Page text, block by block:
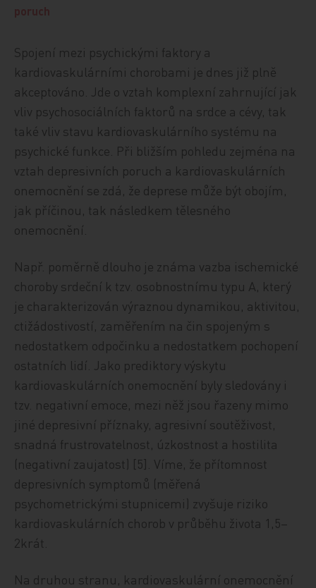
poruch
Spojení mezi psychickými faktory a
kardiovaskulárními chorobami je dnes již plně
akceptováno. Jde o vztah komplexní zahrnující jak
vliv psychosociálních faktorů na srdce a cévy, tak
také vliv stavu kardiovaskulárního systému na
psychické funkce. Při bližším pohledu zejména na
vztah depresivních poruch a kardiovaskulárních
onemocnění se zdá, že deprese může být obojím,
jak příčinou, tak následkem tělesného
onemocnění.
Např. poměrně dlouho je známa vazba ischemické
choroby srdeční k tzv. osobnostnímu typu A, který
je charakterizován výraznou dynamikou, aktivitou,
ctižádostivostí, zaměřením na čin spojeným s
nedostatkem odpočinku a nedostatkem pochopení
ostatních lidí. Jako prediktory výskytu
kardiovaskulárních onemocnění byly sledovány i
tzv. negativní emoce, mezi něž jsou řazeny mimo
jiné depresivní příznaky, agresivní soutěživost,
snadná frustrovatelnost, úzkostnost a hostilita
(negativní zaujatost) [5]. Víme, že přítomnost
depresivních symptomů (měřená
psychometrickými stupnicemi) zvyšuje riziko
kardiovaskulárních chorob v průběhu života 1,5–
2krát.
Na druhou stranu, kardiovaskulární onemocnění